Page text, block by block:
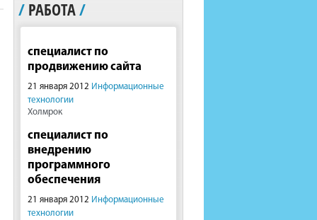
/ РАБОТА/
специалист по
продвижению сайта
21 января 2012 Информационные
технологии
Холмрок
специалист по
внедрению
программного
обеспечения
21 января 2012 Информационные
технологии